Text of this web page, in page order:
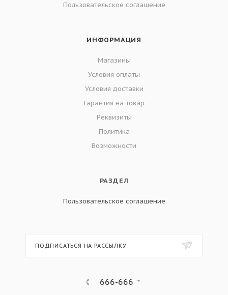
Пользовательское соглашение
ИНФОРМАЦИЯ
Магазины
Условия оплаты
Условия доставки
Гарантия на товар
Реквизиты
Политика
Возможности
РАЗДЕЛ
Пользовательское соглашение
ПОДПИСАТЬСЯ НА РАССЫЛКУ
666-666